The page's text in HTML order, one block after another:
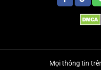
Mọi thông tin